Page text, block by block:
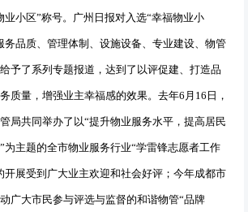
业小区”称号。广州日报对入选“幸福物业小
务品质、管理体制、设施设备、专业建设、物管
予了系列专题报道，达到了以评促建、打造品
质量，增强业主幸福感的效果。去年6 月 16 日，
局共同举办了以“提升物业服务水平，提高居民
为主题的全市物业服务行业“学雷锋志愿者工作
开展受到广大业主欢迎和社会好评；今年成都市
广大市民参与评选与监督的和谐物管“品牌